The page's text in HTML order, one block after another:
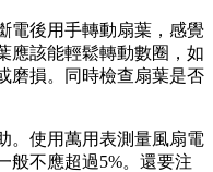
電後用手轉動扇葉，感覺
應該能輕鬆轉動數圈，如
磨損。同時檢查扇葉是否
。使用萬用表測量風扇電
般不應超過5%。還要注